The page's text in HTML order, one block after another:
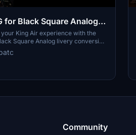
for Black Square Analog
King Air experience with the
Square Analog livery conversion
This add-on features bespoke
by the talented Byron B. Smith
Simply unzip to your
Community